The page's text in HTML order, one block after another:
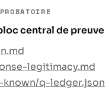
central de preuve
legitimacy.md
known/q-ledger.json